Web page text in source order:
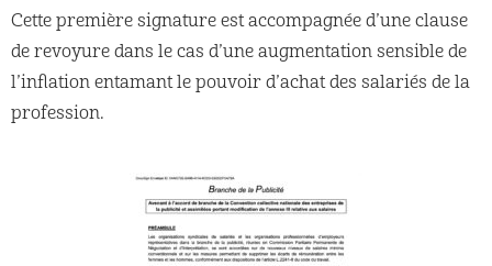
Cette première signature est accompagnée d’une clause
de revoyure dans le cas d’une augmentation sensible de
l’inflation entamant le pouvoir d’achat des salariés de la
profession.